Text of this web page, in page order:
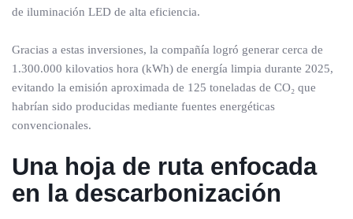
de iluminación LED de alta eficiencia.
Gracias a estas inversiones, la compañía logró generar cerca de
1.300.000 kilovatios hora (kWh) de energía limpia durante 2025,
evitando la emisión aproximada de 125 toneladas de CO₂ que
habrían sido producidas mediante fuentes energéticas
convencionales.
Una hoja de ruta enfocada
en la descarbonización